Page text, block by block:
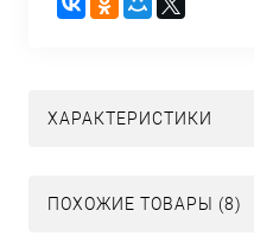
ХАРАКТЕРИСТИКИ
ПОХОЖИЕ ТОВАРЫ (8)